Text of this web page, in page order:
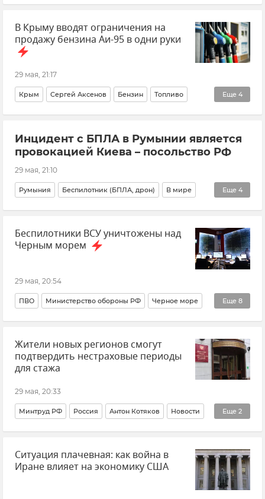
ГУ МЧС РФ по Республике Крым Новости Крыма
В Крыму вводят ограничения на
продажу бензина Аи-95 в одни руки
29 мая, 21:17
Еще 4
Крым Сергей Аксенов Бензин Топливо
Топливо в Крыму Новости Крыма
Срочные новости Крыма Минтопэнерго Крыма
Инцидент с БПЛА в Румынии является
провокацией Киева – посольство РФ
29 мая, 21:10
Еще 4
Румыния Беспилотник (БПЛА, дрон) В мире
Происшествия Новости НАТО Безопасность
Беспилотники ВСУ уничтожены над
Черным морем
29 мая, 20:54
Еще 8
ПВО Министерство обороны РФ Черное море
Курская область Брянская область
Белгородская область Ростовская область
Новости СВО Новости
Жители новых регионов смогут
подтвердить нестраховые периоды
для стажа
29 мая, 20:33
Еще 2
Минтруд РФ Россия Антон Котяков Новости
Новые регионы России Пенсия
Ситуация плачевная: как война в
Иране влияет на экономику США